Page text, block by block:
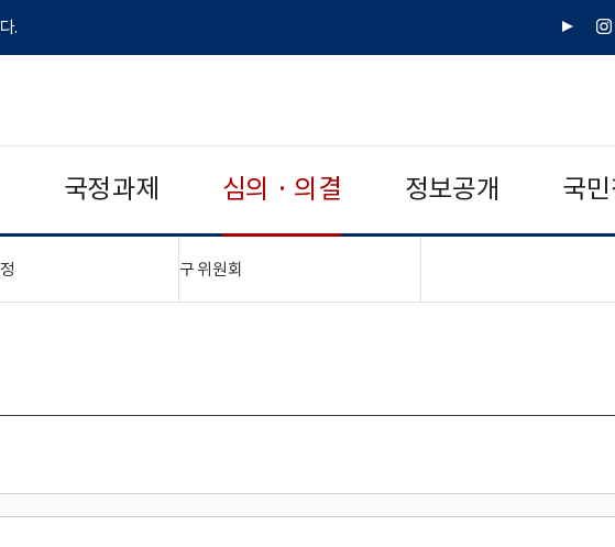
.
유
인
국정과제 심의 · 의결 정보공개 국
구 위원회